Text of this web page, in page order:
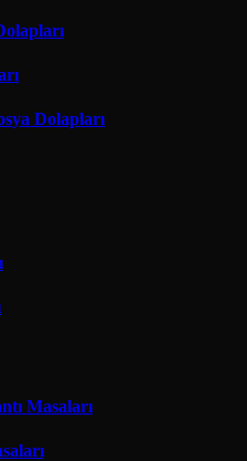
Dolapları
Masaları